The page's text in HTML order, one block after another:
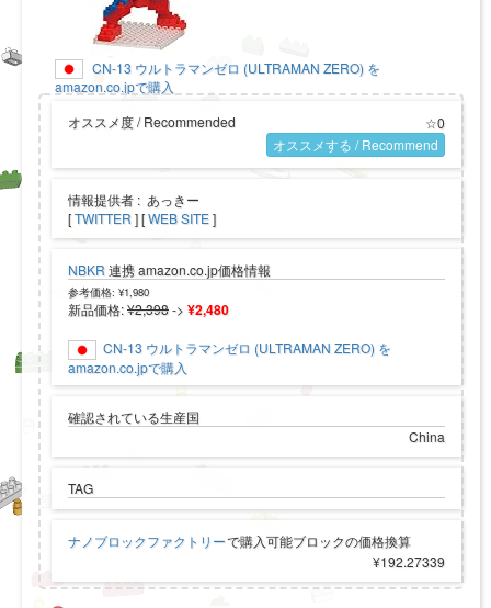
CN-13 ウルトラマンゼロ (ULTRAMAN ZERO) を
amazon.co.jpで購入
オススメ度 / Recommended
☆0
オススメする / Recommend
情報提供者 : あっきー
[TWITTER ] [WEB SITE]
NBKR 連携 amazon.co.jp価格情報
参考価格: ¥1,980
新品価格:¥2,398-> ¥2,480
CN-13 ウルトラマンゼロ (ULTRAMAN ZERO) を
amazon.co.jpで購入
確認されている生産国
China
TAG
ナノブロックファクトリーで購入可能ブロックの価格換算
¥192.27339